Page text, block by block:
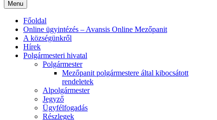
Menu
Főoldal
Online ügyintézés – Avansis Online Mezőpanit
A községünkről
Hírek
Polgármesteri hivatal
Polgármester
Mezőpanit polgármestere által kibocsátott
rendeletek
Alpolgármester
Jegyző
Ügyfélfogadás
Részlegek